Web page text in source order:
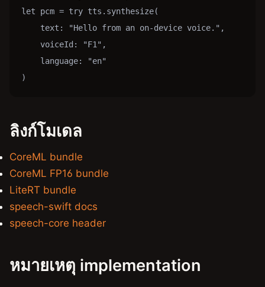
let pcm = try tts.synthesize(
    text: "Hello from an on-device voice.",
    voiceId: "F1",
    language: "en"
)
ลิงก์โมเดล
CoreML bundle
CoreML FP16 bundle
LiteRT bundle
speech-swift docs
speech-core header
หมายเหตุ implementation